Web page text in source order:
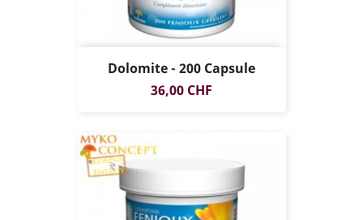
Dolomite - 200 Capsule
Prezzo
36,00 CHF